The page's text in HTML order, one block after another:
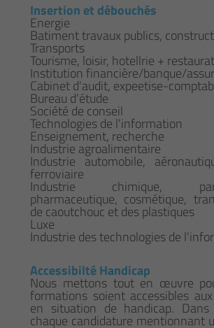
Insertion et débouchés
Energie
Batiment travaux publics,
Transports
Tourisme, loisir, hotellrie +
Institution financière/banque/
Cabinet d'audit, expeetise-
Bureau d'étude
Société de conseil
Technologies de l'information
Enseignement, recherche
Industrie agroalimentaire
Industrie automobile,
ferroviaire
Industrie chimique,
pharmaceutique, cosmétique,
de caoutchouc et des plastiques
Luxe
Industrie des technologies de
Accessibilté Handicap
Nous mettons tout en œuvre
formations soient accessibles
en situation de handicap.
chaque candidature mentionnant